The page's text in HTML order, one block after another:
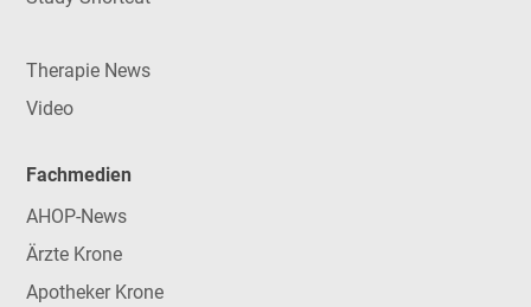
Therapie News
Video
Fachmedien
AHOP-News
Ärzte Krone
Apotheker Krone